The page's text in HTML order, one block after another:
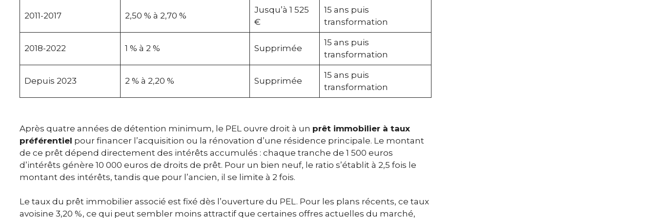
2011-2017 2,50 % à 2,70 %
Jusqu’à 1 525
€
15 ans puis
transformation
2018-2022 1 % à 2 % Supprimée
15 ans puis
transformation
Depuis 2023 2 % à 2,20 % Supprimée
15 ans puis
transformation
Après quatre années de détention minimum, le PEL ouvre droit à un prêt immobilier à taux
préférentiel pour financer l’acquisition ou la rénovation d’une résidence principale. Le montant
de ce prêt dépend directement des intérêts accumulés : chaque tranche de 1 500 euros
d’intérêts génère 10 000 euros de droits de prêt. Pour un bien neuf, le ratio s’établit à 2,5 fois le
montant des intérêts, tandis que pour l’ancien, il se limite à 2 fois.
Le taux du prêt immobilier associé est fixé dès l’ouverture du PEL. Pour les plans récents, ce taux
avoisine 3,20 %, ce qui peut sembler moins attractif que certaines offres actuelles du marché,